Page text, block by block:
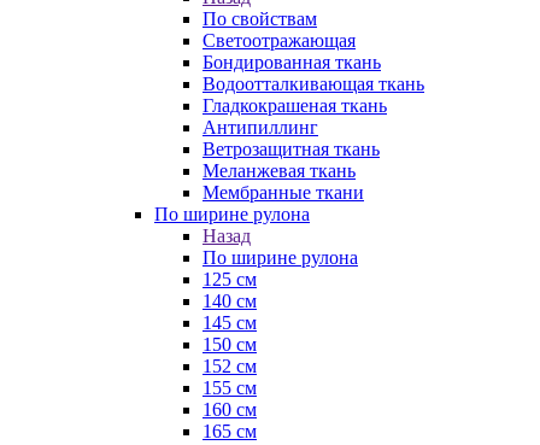
По свойствам
Светоотражающая
Бондированная ткань
Водоотталкивающая ткань
Гладкокрашеная ткань
Антипиллинг
Ветрозащитная ткань
Меланжевая ткань
Мембранные ткани
По ширине рулона
Назад
По ширине рулона
125 см
140 см
145 см
150 см
152 см
155 см
160 см
165 см